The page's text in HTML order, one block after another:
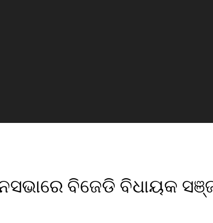
ବିଜେଡି ବିଧାୟକ